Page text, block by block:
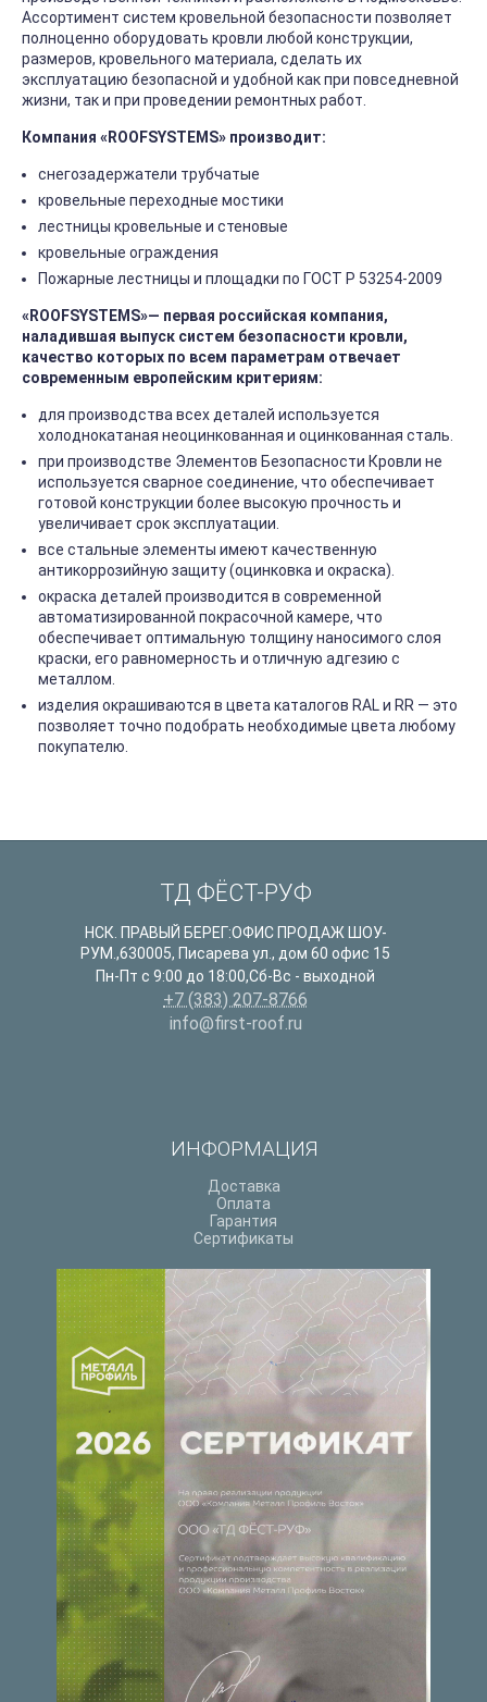
Ассортимент систем кровельной безопасности позволяет
полноценно оборудовать кровли любой конструкции,
размеров, кровельного материала, сделать их
эксплуатацию безопасной и удобной как при повседневной
жизни, так и при проведении ремонтных работ.
Компания «ROOFSYSTEMS» производит:
снегозадержатели трубчатые
кровельные переходные мостики
лестницы кровельные и стеновые
кровельные ограждения
Пожарные лестницы и площадки по ГОСТ Р 53254-2009
«ROOFSYSTEMS»— первая российская компания,
наладившая выпуск систем безопасности кровли,
качество которых по всем параметрам отвечает
современным европейским критериям:
для производства всех деталей используется
холоднокатаная неоцинкованная и оцинкованная сталь.
при производстве Элементов Безопасности Кровли не
используется сварное соединение, что обеспечивает
готовой конструкции более высокую прочность и
увеличивает срок эксплуатации.
все стальные элементы имеют качественную
антикоррозийную защиту (оцинковка и окраска).
окраска деталей производится в современной
автоматизированной покрасочной камере, что
обеспечивает оптимальную толщину наносимого слоя
краски, его равномерность и отличную адгезию с
металлом.
изделия окрашиваются в цвета каталогов RAL и RR — это
позволяет точно подобрать необходимые цвета любому
покупателю.
ТД ФЁСТ-РУФ
НСК. ПРАВЫЙ БЕРЕГ:ОФИС ПРОДАЖ ШОУ-
РУМ.,630005, Писарева ул., дом 60 офис 15
Пн-Пт с 9:00 до 18:00,Сб-Вс - выходной
+7 (383) 207-8766
info@first-roof.ru
ИНФОРМАЦИЯ
Доставка
Оплата
Гарантия
Сертификаты